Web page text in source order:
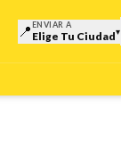
📍ENVIAR A
Elige Tu Ciudad▾